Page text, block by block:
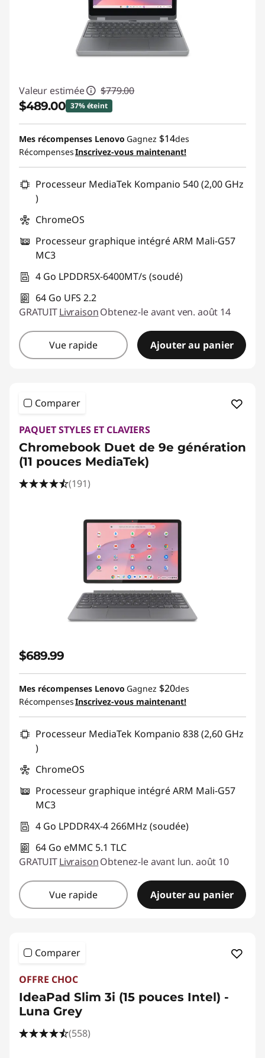
Valeur estimée $779.00
$489.00 37% éteint
Économies instantanées :-$290.00
Promo price: Max 5 units per order
Mes récompenses Lenovo Gagnez $14des
RécompensesInscrivez-vous maintenant!
Processeur MediaTek Kompanio 540 (2,00 GHz
)
ChromeOS
Processeur graphique intégré ARM Mali-G57
MC3
4 Go LPDDR5X-6400MT/s (soudé)
64 Go UFS 2.2
GRATUITLivraisonObtenez-le avant ven. août 14
Vue rapide Ajouter au panier
Comparer
PAQUET STYLES ET CLAVIERS
Chromebook Duet de 9e génération
(11 pouces MediaTek)
(191)
$689.99
Mes récompenses Lenovo Gagnez $20des
RécompensesInscrivez-vous maintenant!
Processeur MediaTek Kompanio 838 (2,60 GHz
)
ChromeOS
Processeur graphique intégré ARM Mali-G57
MC3
4 Go LPDDR4X-4 266MHz (soudée)
64 Go eMMC 5.1 TLC
GRATUITLivraisonObtenez-le avant lun. août 10
Vue rapide Ajouter au panier
Comparer
OFFRE CHOC
IdeaPad Slim 3i (15 pouces Intel) -
Luna Grey
(558)